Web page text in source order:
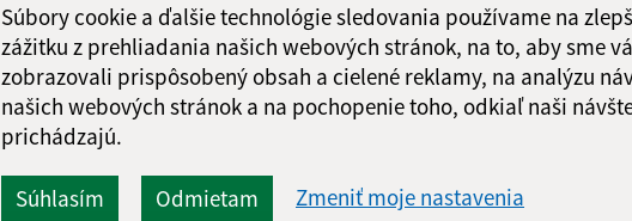
Súbory cookie a ďalšie technológie sledovania používame na
zážitku z prehliadania našich webových stránok, na to, aby sme
zobrazovali prispôsobený obsah a cielené reklamy, na analýzu
našich webových stránok a na pochopenie toho, odkiaľ naši
prichádzajú.
Súhlasím Odmietam Zmeniť moje nastavenia